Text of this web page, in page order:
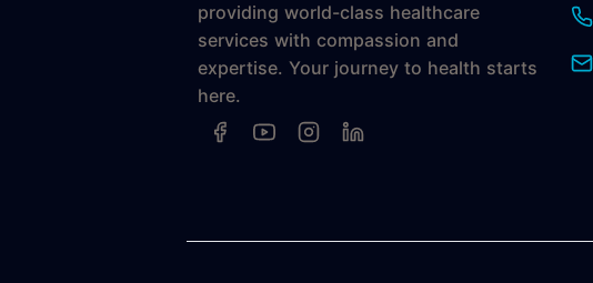
providing world-class healthcare
services with compassion and
expertise. Your journey to health starts
here.